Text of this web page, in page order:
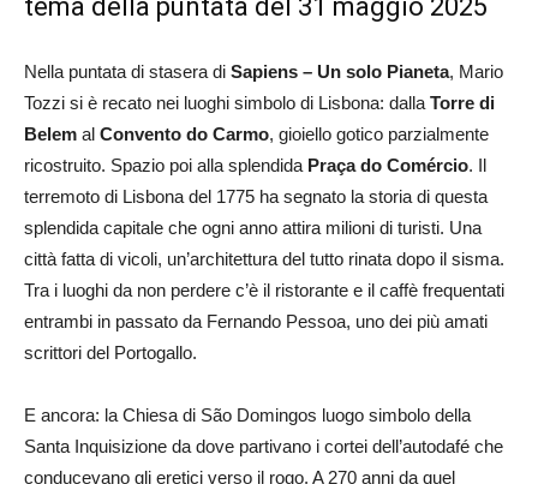
tema della puntata del 31 maggio 2025
Nella puntata di stasera di Sapiens – Un solo Pianeta, Mario
Tozzi si è recato nei luoghi simbolo di Lisbona: dalla Torre di
Belem al Convento do Carmo, gioiello gotico parzialmente
ricostruito. Spazio poi alla splendida Praça do Comércio. Il
terremoto di Lisbona del 1775 ha segnato la storia di questa
splendida capitale che ogni anno attira milioni di turisti. Una
città fatta di vicoli, un’architettura del tutto rinata dopo il sisma.
Tra i luoghi da non perdere c’è il ristorante e il caffè frequentati
entrambi in passato da Fernando Pessoa, uno dei più amati
scrittori del Portogallo.
E ancora: la Chiesa di São Domingos luogo simbolo della
Santa Inquisizione da dove partivano i cortei dell’autodafé che
conducevano gli eretici verso il rogo. A 270 anni da quel